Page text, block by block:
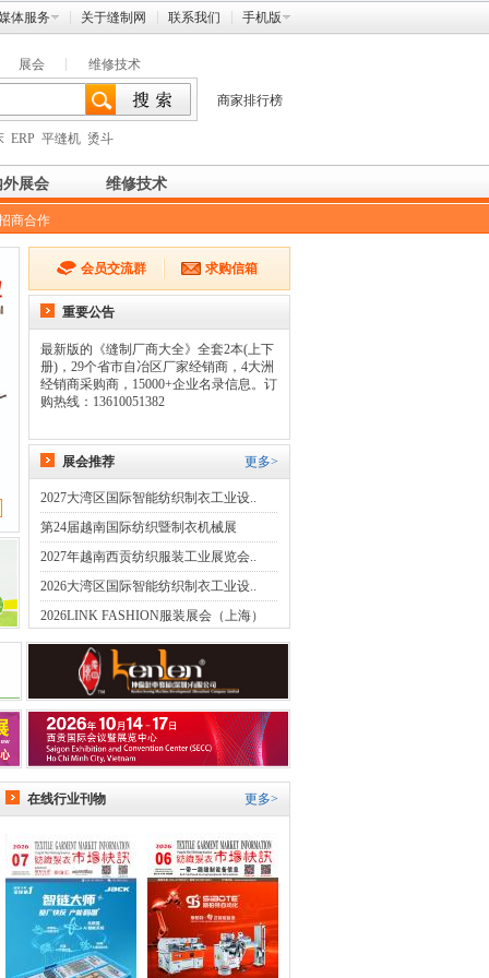
体服务 关于缝制网 联系我们 手机版
展会 维修技术
ERP 平缝机 烫斗
商家排行榜
外展会 维修技术
商合作
会员交流群 求购信箱
重要公告
最新版的《缝制厂商大全》全套2本(上下
册)，29个省市自冶区厂家经销商，4大洲
经销商采购商，15000+企业名录信息。订
购热线：13610051382
更多>
展会推荐
2027大湾区国际智能纺织制衣工业设..
第24届越南国际纺织暨制衣机械展
2027年越南西贡纺织服装工业展览会..
2026大湾区国际智能纺织制衣工业设..
2026LINK FASHION服装展会（上海）
更多>
在线行业刊物